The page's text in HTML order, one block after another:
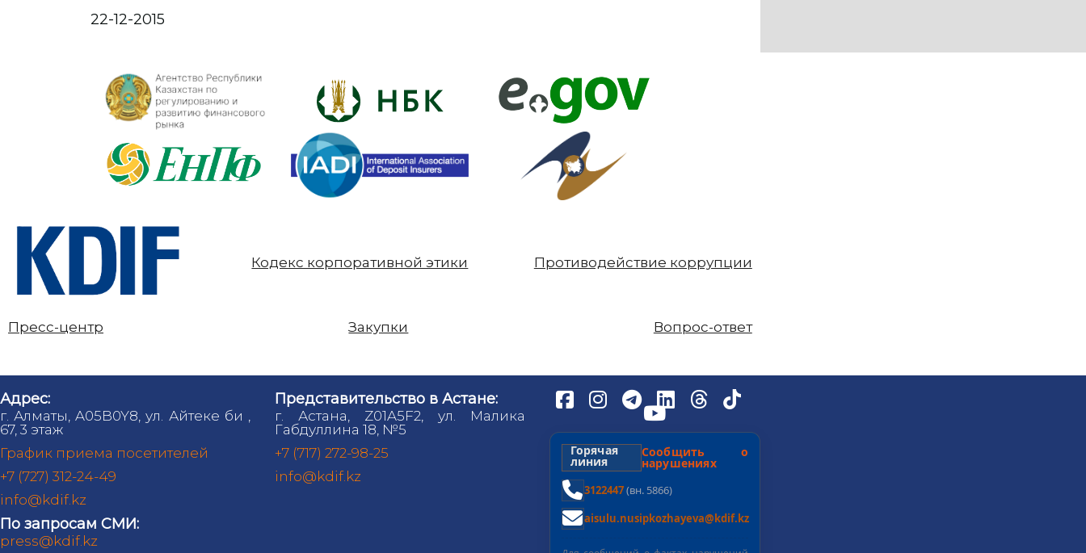
22-12-2015
Кодекс корпоративной этики Противодействие коррупции
Пресс-центр Закупки Вопрос-ответ
Адрес:
г. Алматы, A05B0Y8, ул. Айтеке би ,
67, 3 этаж
График приема посетителей
+7 (727) 312-24-49
info@kdif.kz
По запросам СМИ:
press@kdif.kz
Представительство в Астане:
г. Астана, Z01A5F2, ул. Малика
Габдуллина 18, №5
+7 (717) 272-98-25
info@kdif.kz
Горячая
линия
Сообщить о
нарушениях
3122447(вн. 5866)
aisulu.nusipkozhayeva@kdif.kz